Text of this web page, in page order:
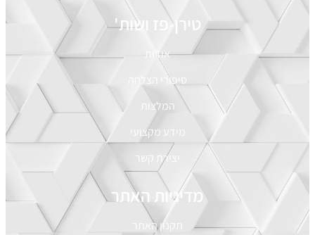
טירן-פז ושות'
אודות
סיפורי הצלחה
המלצות
מידע מקצועי
יצירת קשר
מדיניות האתר
תקנון האתר